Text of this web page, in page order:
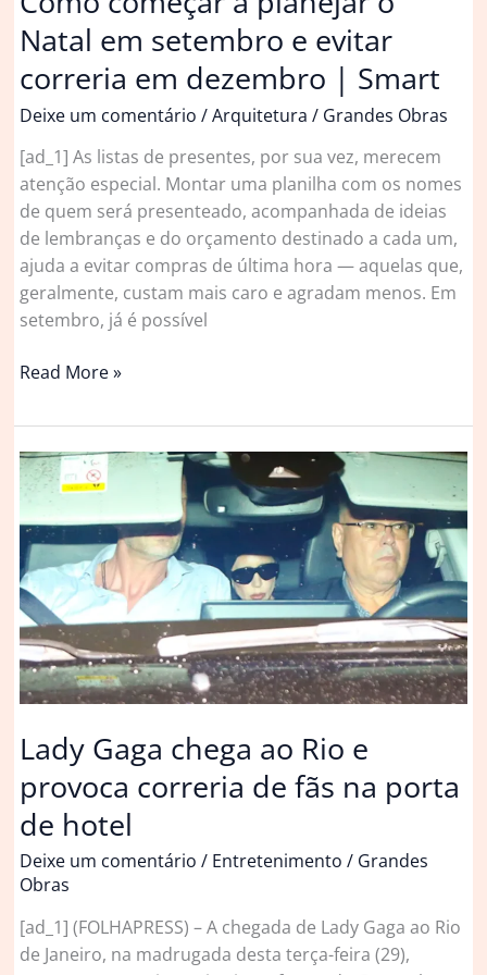
Natal em setembro e evitar
correria em dezembro | Smart
Deixe um comentário /Arquitetura / Grandes Obras
[ad_1] As listas de presentes, por sua vez, merecem
atenção especial. Montar uma planilha com os nomes
de quem será presenteado, acompanhada de ideias
de lembranças e do orçamento destinado a cada um,
ajuda a evitar compras de última hora — aquelas que,
geralmente, custam mais caro e agradam menos. Em
setembro, já é possível
Como
a
planejar
o
Natal
em
setembro
e
evitar
correria
em
dezembro
Smart
Read More »
Lady Gaga chega ao Rio e
provoca correria de fãs na porta
de hotel
Deixe um comentário / Entretenimento / Grandes
Obras
[ad_1] (FOLHAPRESS) – A chegada de Lady Gaga ao Rio
de Janeiro, na madrugada desta terça-feira (29),